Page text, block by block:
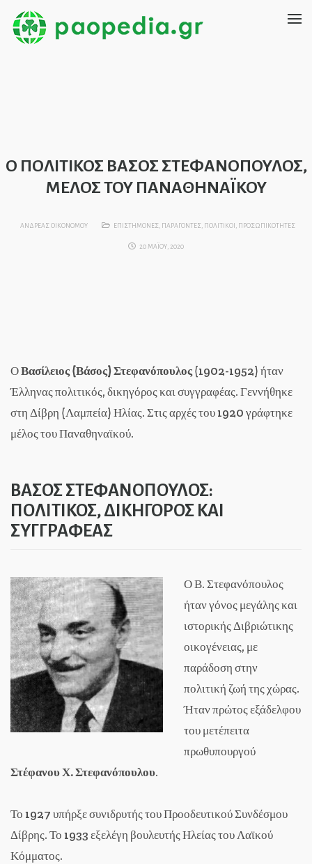
O ΠΟΛΙΤΙΚΟΣ ΒΑΣΟΣ ΣΤΕΦΑΝΟΠΟΥΛΟΣ,
ΜΕΛΟΣ ΤΟΥ ΠΑΝΑΘΗΝΑΪΚΟΥ
ΑΝΔΡΕΑΣ ΟΙΚΟΝΟΜΟΥ ΕΠΙΣΤΗΜΟΝΕΣ, ΠΑΡΑΓΟΝΤΕΣ, ΠΟΛΙΤΙΚΟΙ , ΠΡΟΣΩΠΙΚΟΤΗΤΕΣ
20 ΜΑΪΟΥ, 2020
ΟΒασίλειος (Βάσος) Στεφανόπουλος(1902-1952) ήταν
Έλληνας πολιτικός, δικηγόρος και συγγραφέας. Γεννήθηκε
στη Δίβρη (Λαμπεία) Ηλίας. Στις αρχές του 1920 γράφτηκε
μέλος του Παναθηναϊκού.
ΒΑΣΟΣ ΣΤΕΦΑΝΟΠΟΥΛΟΣ:
ΠΟΛΙΤΙΚΟΣ, ΔΙΚΗΓΟΡΟΣ ΚΑΙ
ΣΥΓΓΡΑΦΕΑΣ
Ο Β. Στεφανόπουλος
ήταν γόνος μεγάλης και
ιστορικής Διβριώτικης
οικογένειας, με
παράδοση στην
πολιτική ζωή της χώρας.
Ήταν πρώτος εξάδελφου
του μετέπειτα
πρωθυπουργού
Στέφανου Χ. Στεφανόπουλου.
Το 1927 υπήρξε συνιδρυτής του Προοδευτικού Συνδέσμου
Δίβρης. Το 1933 εξελέγη βουλευτής Ηλείας του Λαϊκού
Κόμματος.